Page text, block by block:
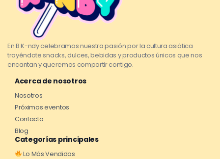
En B K-ndy celebramos nuestra pasión por la cultura asiática
trayéndote snacks, dulces, bebidas y productos únicos que nos
encantan y queremos compartir contigo.
Acerca de nosotros
Nosotros
Próximos eventos
Contacto
Blog
Categorías principales
Lo Más Vendidos